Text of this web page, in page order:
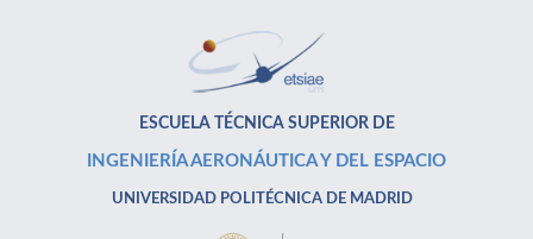
ESCUELA TÉCNICA SUPERIOR DE
INGENIERÍA AERONÁUTICA Y DEL ESPACIO
UNIVERSIDAD POLITÉCNICA DE MADRID